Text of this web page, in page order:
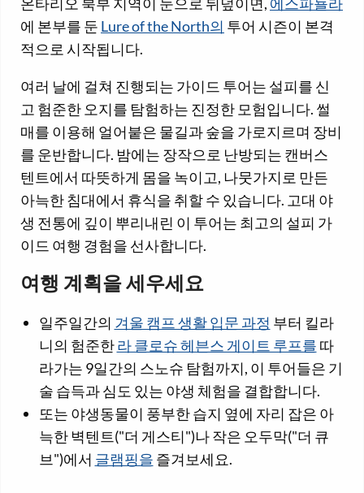
에 본부를 둔 Lure of the North의 투어 시즌이 본격
적으로 시작됩니다.
여러 날에 걸쳐 진행되는 가이드 투어는 설피를 신
고 험준한 오지를 탐험하는 진정한 모험입니다. 썰
매를 이용해 얼어붙은 물길과 숲을 가로지르며 장비
를 운반합니다. 밤에는 장작으로 난방되는 캔버스
텐트에서 따뜻하게 몸을 녹이고, 나뭇가지로 만든
아늑한 침대에서 휴식을 취할 수 있습니다. 고대 야
생 전통에 깊이 뿌리내린 이 투어는 최고의 설피 가
이드 여행 경험을 선사합니다.
여행 계획을 세우세요
일주일간의 겨울 캠프 생활 입문 과정 부터 킬라
니의 험준한라 클로슈 헤븐스 게이트 루프를 따
라가는 9일간의 스노슈 탐험까지, 이 투어들은 기
술 습득과 심도 있는 야생 체험을 결합합니다.
또는 야생동물이 풍부한 습지 옆에 자리 잡은 아
늑한 벽텐트("더 게스티")나 작은 오두막("더 큐
브")에서 글램핑을 즐겨보세요.